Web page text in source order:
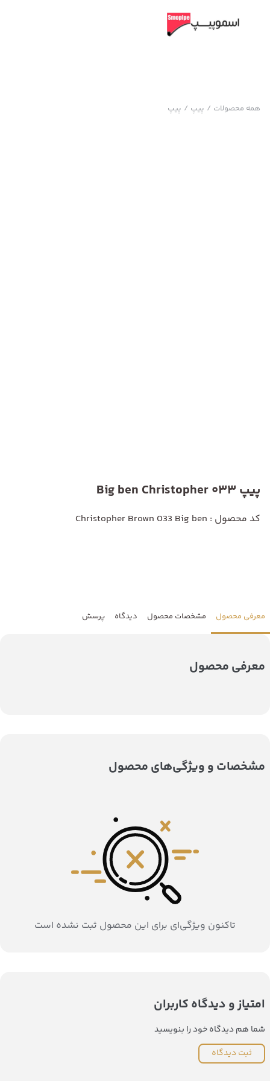
همه محصولات / پیپ / پیپ
پیپ Big ben Christopher 033
کد محصول : Christopher Brown 033 Big ben
معرفی محصول مشخصات محصول دیدگاه پرسش
معرفی محصول
مشخصات و ویژگی‌های محصول
تاکنون ویژگی‌ای برای این محصول ثبت نشده است
امتیاز و دیدگاه کاربران
شما هم دیدگاه خود را بنویسید
ثبت دیدگاه